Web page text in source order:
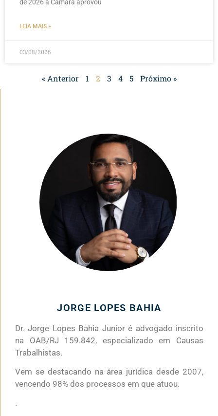
de 2026 a Câmara aprovou
LEIA MAIS »
03/08/2026
« Anterior 1 2 3 4 5 Próximo »
JORGE LOPES BAHIA
Dr. Jorge Lopes Bahia Junior é advogado inscrito
na OAB/RJ 159.842, especializado em Causas
Trabalhistas.
Vem se destacando na área jurídica desde 2007,
vencendo 98% dos processos em que atuou.
.